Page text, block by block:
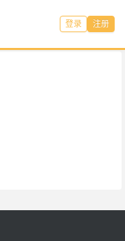
登录 注册